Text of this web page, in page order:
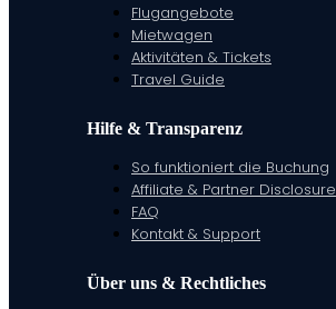
Flugangebote
Mietwagen
Aktivitäten & Tickets
Travel Guide
Hilfe & Transparenz
So funktioniert die Buchung
Affiliate & Partner Disclosure
FAQ
Kontakt & Support
Über uns & Rechtliches